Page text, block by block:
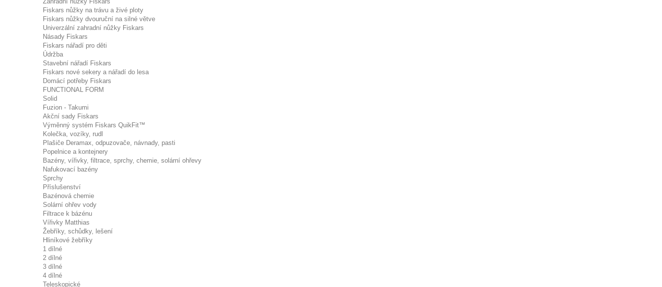
Fiskars nůžky na trávu a živé ploty
Fiskars nůžky dvouruční na silné větve
Univerzální zahradní nůžky Fiskars
Násady Fiskars
Fiskars nářadí pro děti
Údržba
Stavební nářadí Fiskars
Fiskars nové sekery a nářadí do lesa
Domácí potřeby Fiskars
FUNCTIONAL FORM
Solid
Fuzion - Takumi
Akční sady Fiskars
Výměnný systém Fiskars QuikFit™
Kolečka, vozíky, rudl
Plašiče Deramax, odpuzovače, návnady, pasti
Popelnice a kontejnery
Bazény, vířivky, filtrace, sprchy, chemie, solární ohřevy
Nafukovací bazény
Sprchy
Příslušenství
Bazénová chemie
Solární ohřev vody
Filtrace k bázénu
Vířivky Matthias
Žebříky, schůdky, lešení
Hliníkové žebříky
1 dílné
2 dílné
3 dílné
4 dílné
Teleskopické